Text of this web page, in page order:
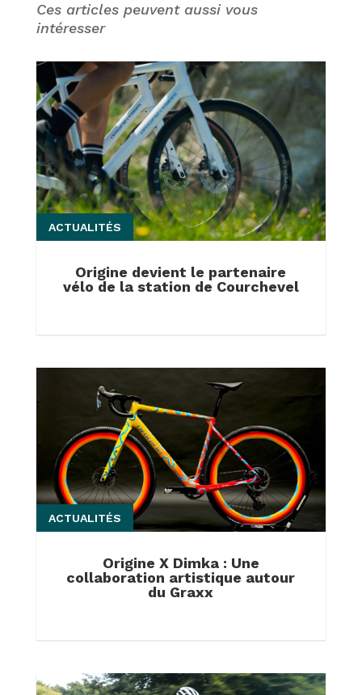
Ces articles peuvent aussi vous
intéresser
Origine devient le partenaire
vélo de la station de Courchevel
ACTUALITÉS
Origine X Dimka : Une
collaboration artistique autour
du Graxx
ACTUALITÉS